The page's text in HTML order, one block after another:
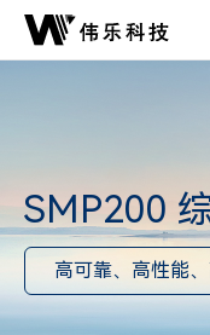
SMP200
SMP200
高可靠、高性能